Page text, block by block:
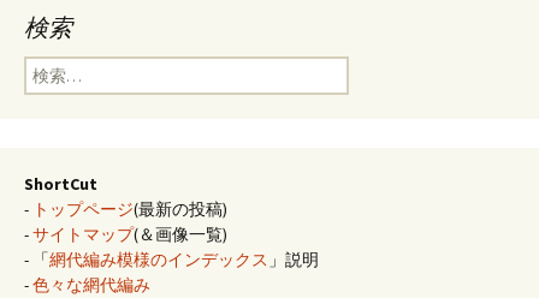
検索
検
索:
ShortCut
- トップページ(最新の投稿)
-サイトマップ(＆画像一覧)
- 「網代編み模様のインデックス 」説明
-色々な網代編み